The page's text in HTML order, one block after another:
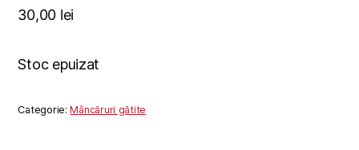
30,00 lei
Stoc epuizat
Categorie:Mâncăruri gătite